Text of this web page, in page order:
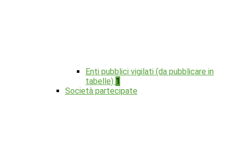
Enti pubblici vigilati (da pubblicare in
tabelle) 1
Società partecipate